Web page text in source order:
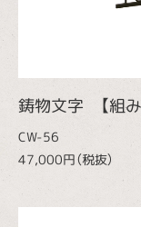
鋳物文字 【組み
CW-56
47,000円（税抜）